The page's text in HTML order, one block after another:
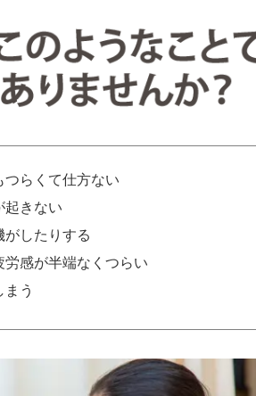
つらくて仕方ない
起きない
がしたりする
感が半端なくつらい
う